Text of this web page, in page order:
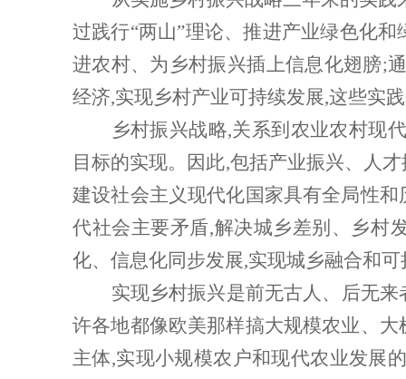
过践行“两山”理论、推进产业绿色化
进农村、为乡村振兴插上信息化翅膀;
经济,实现乡村产业可持续发展,这些实
乡村振兴战略,关系到农业农村现
目标的实现。因此,包括产业振兴、人
建设社会主义现代化国家具有全局性
代社会主要矛盾,解决城乡差别、乡村
化、信息化同步发展,实现城乡融合和
实现乡村振兴是前无古人、后无来
许各地都像欧美那样搞大规模农业、
主体,实现小规模农户和现代农业发展